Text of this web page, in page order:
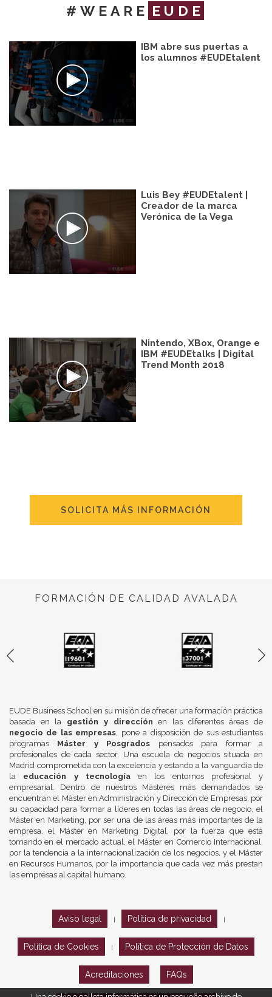
#WEARE EUDE
IBM abre sus puertas a
los alumnos #EUDEtalent
Luis Bey #EUDEtalent |
Creador de la marca
Verónica de la Vega
Nintendo, XBox, Orange e
IBM #EUDEtalks | Digital
Trend Month 2018
SOLICITA MÁS INFORMACIÓN
FORMACIÓN DE CALIDAD AVALADA
EUDE Business School en su misión de ofrecer una formación práctica
basada en la gestión y dirección en las diferentes áreas de
negocio de las empresas , pone a disposición de sus estudiantes
programas Máster y Posgrados pensados para formar a
profesionales de cada sector. Una escuela de negocios situada en
Madrid comprometida con la excelencia y estando a la vanguardia de
la educación y tecnologíaen los entornos profesional y
empresarial. Dentro de nuestros Másteres más demandados se
encuentran el Máster en Administración y Dirección de Empresas, por
su capacidad para formar a líderes en todas las áreas de negocio, el
Máster en Marketing, por ser una de las áreas más importantes de la
empresa, el Máster en Marketing Digital, por la fuerza que está
tomando en el mercado actual, el Máster en Comercio Internacional,
por la tendencia a la internacionalización de los negocios, y el Máster
en Recursos Humanos, por la importancia que cada vez más prestan
las empresas al capital humano.
Aviso legal Política de privacidad
Política de Cookies Política de Protección de Datos
Acreditaciones FAQs